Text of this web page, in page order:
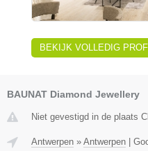
BEKIJK VOLLEDIG
BAUNAT Diamond Jewellery
Niet gevestigd in de plaats
Antwerpen » Antwerpen